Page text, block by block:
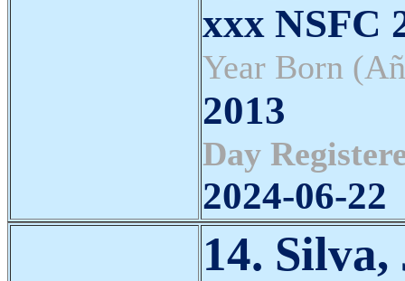
xxx NSFC
Year Born
2013
Day
2024-06-22
14.